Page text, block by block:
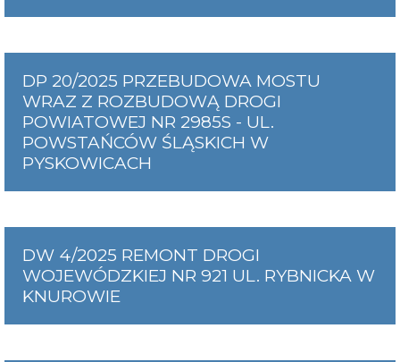
DP 20/2025 PRZEBUDOWA MOSTU
WRAZ Z ROZBUDOWĄ DROGI
POWIATOWEJ NR 2985S - UL.
POWSTAŃCÓW ŚLĄSKICH W
PYSKOWICACH
DW 4/2025 REMONT DROGI
WOJEWÓDZKIEJ NR 921 UL. RYBNICKA W
KNUROWIE